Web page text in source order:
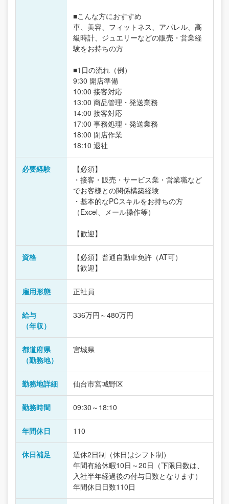
■こんな方におすすめ
車、美容、フィットネス、アパレル、高
級時計、ジュエリーなどの販売・営業経
験をお持ちの方
■1日の流れ（例）
9:30 開店準備
10:00 接客対応
13:00 商品管理・発送業務
14:00 接客対応
17:00 事務処理・発送業務
18:00 閉店作業
18:10 退社
必要経験
【必須】
・接客・販売・サービス業・営業職など
でお客様との関係構築経験
・基本的なPCスキルをお持ちの方
（Excel、メール操作等）
【歓迎】
資格
【必須】普通自動車免許（AT可）
【歓迎】
雇用形態 正社員
給与
（年収）
336万円～480万円
都道府県
（勤務地）
宮城県
勤務地詳細 仙台市宮城野区
勤務時間 09:30～18:10
年間休日 110
休日補足
週休2日制（休日はシフト制）
年間有給休暇10日～20日（下限日数は、
入社半年経過後の付与日数となります）
年間休日日数110日